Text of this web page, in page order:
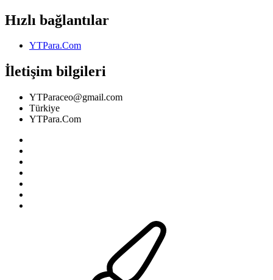
Hızlı bağlantılar
YTPara.Com
İletişim bilgileri
YTParaceo@gmail.com
Türkiye
YTPara.Com